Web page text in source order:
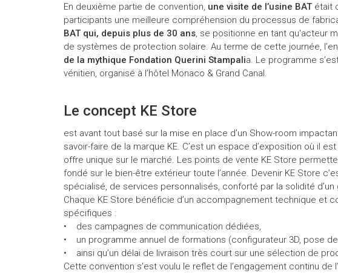
En deuxième partie de convention, une visite de l’usine BATétait
participants une meilleure compréhension du processus de
BAT qui, depuis plus de 30 ans, se positionne en tant qu'acteur
de systèmes de protection solaire. Au terme de cette journée,
de la mythique Fondation Querini Stampalia. Le programme
vénitien, organisé à l’hôtel Monaco & Grand Canal.
Le concept KE Store
est avant tout basé sur la mise en place d’un Show-room
savoir-faire de la marque KE. C’est un espace d’exposition où il
offre unique sur le marché. Les points de vente KE Store
fondé sur le bien-être extérieur toute l’année. Devenir KE Store
spécialisé, de services personnalisés, conforté par la solidité
Chaque KE Store bénéficie d’un accompagnement technique et
spécifiques :
• des campagnes de communication dédiées,
• un programme annuel de formations (configurateur 3D, pose
• ainsi qu’un délai de livraison très court sur une sélection de
Cette convention s’est voulu le reflet de l’engagement continu de